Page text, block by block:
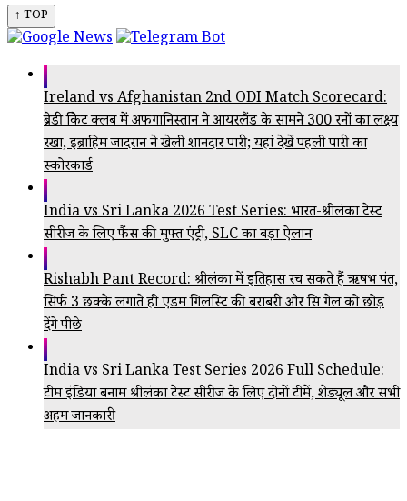
↑ TOP
Ireland vs Afghanistan 2nd ODI Match Scorecard:
ब्रेडी क्रिकेट क्लब में अफगानिस्तान ने आयरलैंड के सामने 300 रनों का लक्ष्य
रखा, इब्राहिम जादरान ने खेली शानदार पारी; यहां देखें पहली पारी का
स्कोरकार्ड
India vs Sri Lanka 2026 Test Series: भारत-श्रीलंका टेस्ट
सीरीज के लिए फैंस की मुफ्त एंट्री, SLC का बड़ा ऐलान
Rishabh Pant Record: श्रीलंका में इतिहास रच सकते हैं ऋषभ पंत,
सिर्फ 3 छक्के लगाते ही एडम गिलक्रिस्ट की बराबरी और क्रिस गेल को छोड़
देंगे पीछे
India vs Sri Lanka Test Series 2026 Full Schedule:
टीम इंडिया बनाम श्रीलंका टेस्ट सीरीज के लिए दोनों टीमें, शेड्यूल और सभी
अहम जानकारी